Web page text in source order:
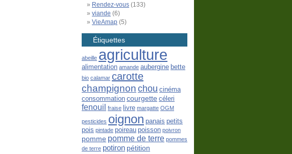
Rendez-vous (133)
viande (6)
VieAmap (5)
Étiquettes
abeille agriculture
alimentation amande aubergine bette
bio calamar carotte
champignon chou cinéma
consommation courgette céleri
fenouil fraise livre margatte OGM
pesticides oignon panais petits
pois pintade poireau poisson poivron
pomme pomme de terre pommes
de terre potiron pétition